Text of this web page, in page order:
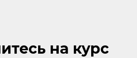
на курс